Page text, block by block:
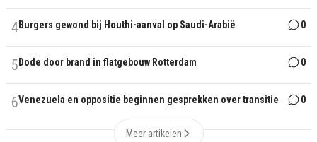
4Burgers gewond bij Houthi-aanval op Saudi-Arabië 0
5 Dode door brand in flatgebouw Rotterdam 0
6Venezuela en oppositie beginnen gesprekken over transitie 0
Meer artikelen